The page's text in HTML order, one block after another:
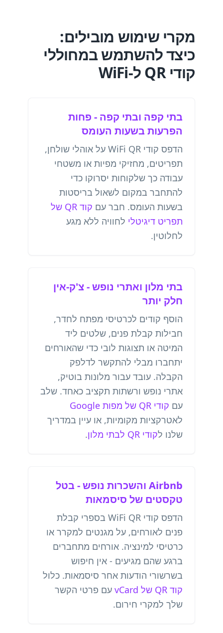
מקרי שימוש מובילים:
כיצד להשתמש במחוללי
קודי QR ל-WiFi
בתי קפה ובתי קפה - פחות
הפרעות בשעות העומס
הדפס קודי WiFi QR על אוהלי שולחן,
תפריטים, מחזיקי מפיות או משטחי
עבודה כך שלקוחות יסרוקו כדי
להתחבר במקום לשאול בריסטות
בשעות העומס. חבר עם
קוד QR של
תפריט דיגיטלי לחוויה ללא מגע
לחלוטין.
בתי מלון ואתרי נופש - צ'ק-אין
חלק יותר
הוסף קודים לכרטיסי מפתח לחדר,
חבילות קבלת פנים, שלטים ליד
המיטה או תצוגות לובי כדי שהאורחים
יתחברו מבלי להתקשר לדלפק
הקבלה. עובד עבור מלונות בוטיק,
אתרי נופש ורשתות תקציב כאחד. שלב
עם קודי QR של מפות Google
לאטרקציות מקומיות, או עיין במדריך
שלנו לקודי QR לבתי מלון .
Airbnb והשכרות נופש - בטל
טקסטים של סיסמאות
הדפס קודי WiFi QR בספרי קבלת
פנים לאורחים, על מגנטים למקרר או
כרטיסי למינציה. אורחים מתחברים
ברגע שהם מגיעים - אין חיפוש
בשרשורי הודעות אחר סיסמאות. כלול
קוד QR של vCard
עם פרטי הקשר
שלך למקרי חירום.